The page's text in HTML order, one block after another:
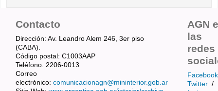
Contacto
Dirección: Av. Leandro Alem 246, 3er piso
(CABA).
Código postal: C1003AAP
Teléfono: 2206-0013
Correo
electrónico: comunicacionagn@mininterior.gob.ar
AGN
las
redes
Facebook
Twitter /